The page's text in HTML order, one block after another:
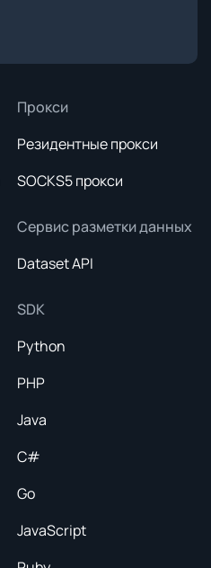
Прокси
Резидентные прокси
SOCKS5 прокси
Сервис разметки данных
Dataset API
SDK
Python
PHP
Java
C#
Go
JavaScript